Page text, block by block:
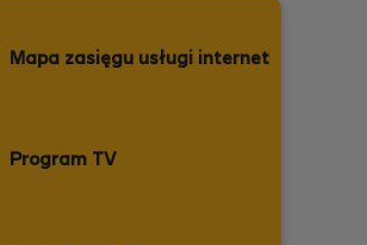
Mapa zasięgu usługi internet
Program TV